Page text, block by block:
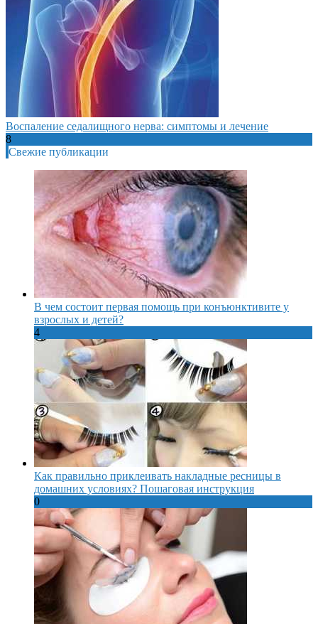
Воспаление седалищного нерва: симптомы и лечение
8
Свежие публикации
В чем состоит первая помощь при конъюнктивите у
взрослых и детей?
4
Как правильно приклеивать накладные ресницы в
домашних условиях? Пошаговая инструкция
0